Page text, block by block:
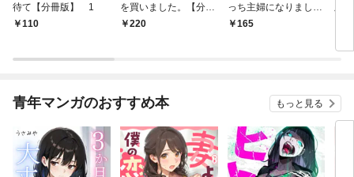
待て【分冊版】 1
110
を買いました。【分冊
版】 1
220
っち主婦になりました
【分冊版】 1
165
版
青年マンガのおすすめ本 もっと見る